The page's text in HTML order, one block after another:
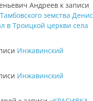
Андреев к записи
земства Денис
в Троицкой церкви села
Инжавинский
Инжавинский